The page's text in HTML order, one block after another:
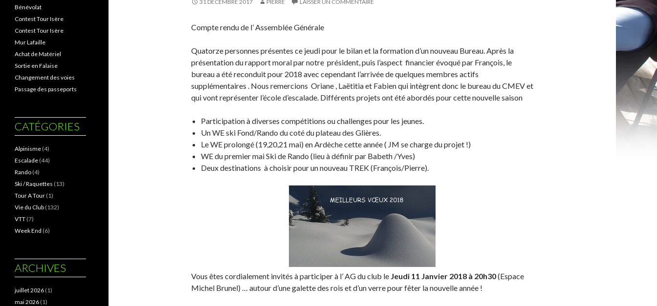
31 DÉCEMBRE 2017 PIERRE LAISSER UN COMMENTAIRE
Compte rendu de l’ Assemblée Générale
Quatorze personnes présentes ce jeudi pour le bilan et la formation d’un nouveau Bureau. Après la
présentation du rapport moral par notre président, puis l’aspect financier évoqué par François, le
bureau a été reconduit pour 2018 avec cependant l’arrivée de quelques membres actifs
supplémentaires . Nous remercions Oriane , Laëtitia et Fabien qui intègrent donc le bureau du CMEV et
qui vont représenter l’école d’escalade. Différents projets ont été abordés pour cette nouvelle saison
Participation à diverses compétitions ou challenges pour les jeunes.
Un WE ski Fond/Rando du coté du plateau des Glières.
Le WE prolongé (19,20,21 mai) en Ardèche cette année ( JM se charge du projet !)
WE du premier mai Ski de Rando (lieu à définir par Babeth /Yves)
Deux destinations à choisir pour un nouveau TREK (François/Pierre).
Vous êtes cordialement invités à participer à l’ AG du club le Jeudi 11 Janvier 2018 à 20h30(Espace
Michel Brunel) … autour d’une galette des rois et d’un verre pour fêter la nouvelle année !
Bénévolat
Contest Tour Isère
Contest Tour Isère
Mur Lafaille
Achat de Matériel
Sortie en Falaise
Changement des voies
Passage des passeports
CATÉGORIES
Alpinisme (4)
Escalade (44)
Rando (4)
Ski / Raquettes (13)
Tour A Tour (1)
Vie du Club (132)
VTT (7)
Week End (6)
ARCHIVES
juillet 2026 (1)
mai 2026 (1)